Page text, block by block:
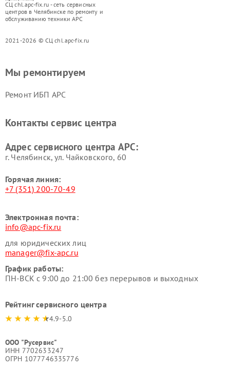
СЦ chl.apc-fix.ru - сеть сервисных
центров в Челябинске по ремонту и
обслуживанию техники APC
2021-2026 © СЦ chl.apc-fix.ru
Мы ремонтируем
Ремонт ИБП APC
Контакты сервис центра
Адрес сервисного центра APC:
г. Челябинск, ул. Чайковского, 60
Горячая линия:
+7 (351) 200-70-49
Электронная почта:
info@apc-fix.ru
для юридических лиц
manager@fix-apc.ru
График работы:
ПН-ВСК с 9:00 до 21:00 без перерывов и выходных
Рейтинг сервисного центра
4.9-5.0
ООО "Русервис"
ИНН 7702633247
ОГРН 1077746335776